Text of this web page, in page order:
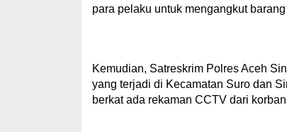
para pelaku untuk mengangkut
Kemudian, Satreskrim Polres Aceh
yang terjadi di Kecamatan Suro dan
berkat ada rekaman CCTV dari